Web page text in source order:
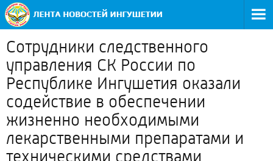
Сотрудники следственного
управления СК России по
Республике Ингушетия оказали
содействие в обеспечении
жизненно необходимыми
лекарственными препаратами и
техническими средствами